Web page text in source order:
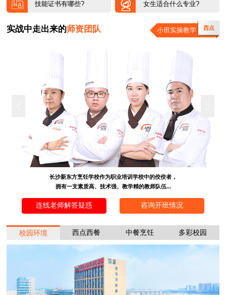
技能证书有哪些? 女生适合什么专业?
实战中走出来的师资团队 小班实操教学 西点
长沙新东方烹饪学校作为职业培训学校中的佼佼者，
拥有一支素质高、技术强、教学精的教师队伍...
连线老师解答疑惑 咨询开班情况
校园环境 西点西餐 中餐烹饪 多彩校园